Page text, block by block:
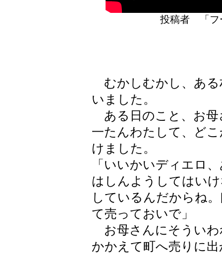
投稿者 「
むかしむかし、ある
いました。
ある日のこと、お母
一たんわたして、ど
けました。
「いいかいディエロ
はしんようしてはい
しているんだからね
て売っておいで」
お母さんにそういわ
かかえて町へ売りに